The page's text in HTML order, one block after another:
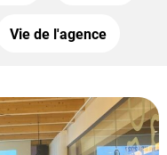
Vie de l'agence